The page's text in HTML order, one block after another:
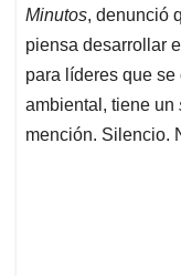
Minutos, denunció
piensa desarrollar
para líderes que
ambiental, tiene un
mención. Silencio.